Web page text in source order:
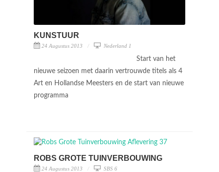
KUNSTUUR
24 Augustus 2013 Nederland 1
Start van het
nieuwe seizoen met daarin vertrouwde titels als 4
Art en Hollandse Meesters en de start van nieuwe
programma
ROBS GROTE TUINVERBOUWING
24 Augustus 2013 SBS 6